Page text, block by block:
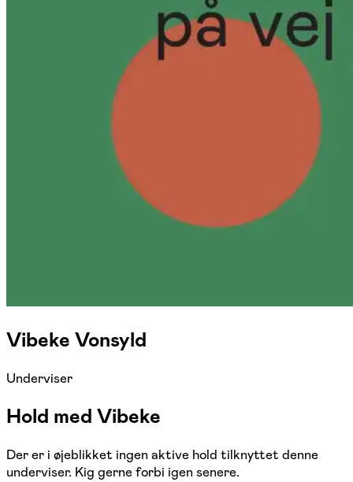
Vibeke Vonsyld
Underviser
Hold med Vibeke
Der er i øjeblikket ingen aktive hold tilknyttet denne
underviser. Kig gerne forbi igen senere.